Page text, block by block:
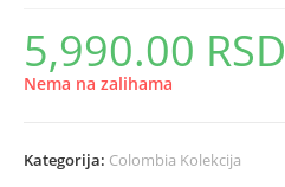
5,990.00 RSD
Nema na zalihama
Kategorija: Colombia Kolekcija